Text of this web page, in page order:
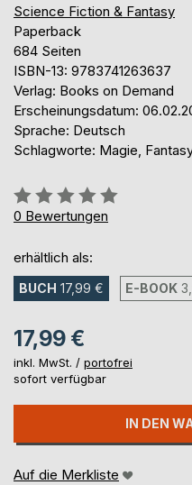
Science Fiction & Fantasy
Paperback
684 Seiten
ISBN-13: 9783741263637
Verlag: Books on Demand
Erscheinungsdatum:
Sprache: Deutsch
Schlagworte: Magie,
Bewertung::
0%
0 Bewertungen
erhältlich als:
BUCH 17,99 € E-BOOK
17,99 €
inkl. MwSt. / portofrei
sofort verfügbar
IN DEN
Auf die Merkliste